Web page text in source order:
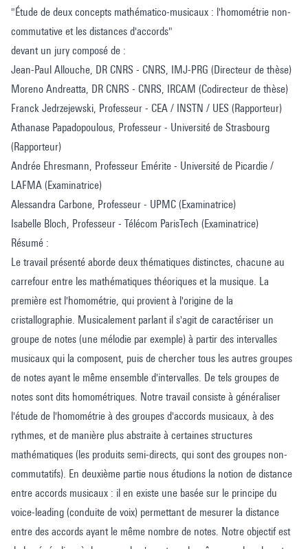
"Étude de deux concepts mathématico-musicaux : l'homométrie non-
commutative et les distances d'accords"
devant un jury composé de :
Jean-Paul Allouche, DR CNRS - CNRS, IMJ-PRG (Directeur de thèse)
Moreno Andreatta, DR CNRS - CNRS, IRCAM (Codirecteur de thèse)
Franck Jedrzejewski, Professeur - CEA / INSTN / UES (Rapporteur)
Athanase Papadopoulous, Professeur - Université de Strasbourg
(Rapporteur)
Andrée Ehresmann, Professeur Emérite - Université de Picardie /
LAFMA (Examinatrice)
Alessandra Carbone, Professeur - UPMC (Examinatrice)
Isabelle Bloch, Professeur - Télécom ParisTech (Examinatrice)
Résumé :
Le travail présenté aborde deux thématiques distinctes, chacune au
carrefour entre les mathématiques théoriques et la musique. La
première est l'homométrie, qui provient à l'origine de la
cristallographie. Musicalement parlant il s'agit de caractériser un
groupe de notes (une mélodie par exemple) à partir des intervalles
musicaux qui la composent, puis de chercher tous les autres groupes
de notes ayant le même ensemble d'intervalles. De tels groupes de
notes sont dits homométriques. Notre travail consiste à généraliser
l'étude de l'homométrie à des groupes d'accords musicaux, à des
rythmes, et de manière plus abstraite à certaines structures
mathématiques (les produits semi-directs, qui sont des groupes non-
commutatifs). En deuxième partie nous étudions la notion de distance
entre accords musicaux : il en existe une basée sur le principe du
voice-leading (conduite de voix) permettant de mesurer la distance
entre des accords ayant le même nombre de notes. Notre objectif est